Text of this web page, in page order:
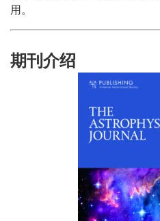
用。
期刊介绍